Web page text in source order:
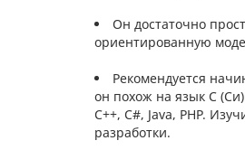
Он достаточно
ориентированную
Рекомендуется
он похож на язык C
С++, C#, Java, PHP.
разработки.